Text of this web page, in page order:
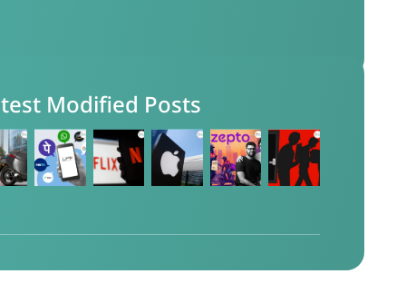
Modified Posts